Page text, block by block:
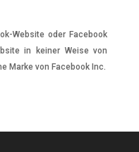
Website oder Facebook
in keiner Weise von
Marke von Facebook Inc.